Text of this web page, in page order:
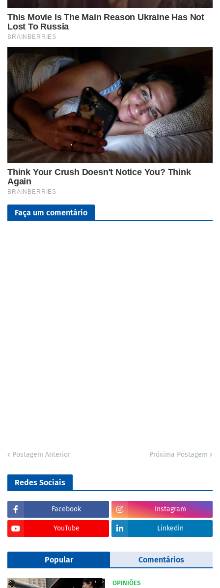
Faça um comentário
Postagem Anterior Próxima Postagem
Redes Sociais
Facebook Instagram
YouTube Linkedin
Popular Comentários
OPINIÕES